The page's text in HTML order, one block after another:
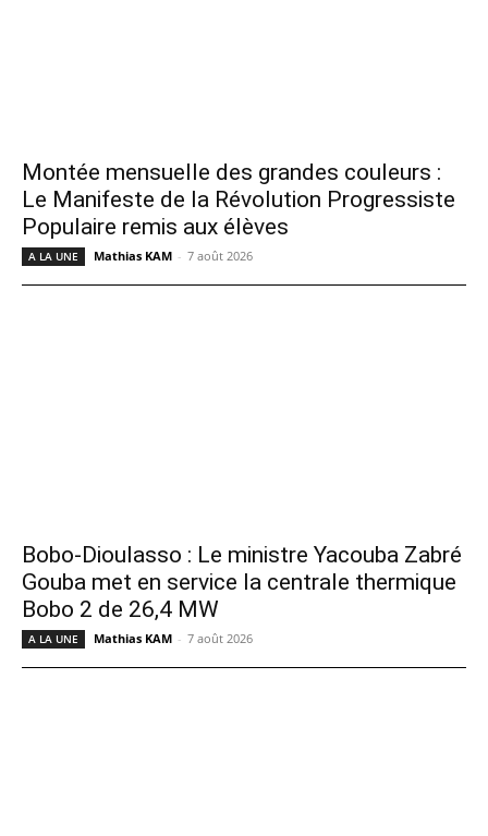
Montée mensuelle des grandes couleurs :
Le Manifeste de la Révolution Progressiste
Populaire remis aux élèves
A LA UNE Mathias KAM - 7 août 2026
Bobo-Dioulasso : Le ministre Yacouba Zabré
Gouba met en service la centrale thermique
Bobo 2 de 26,4 MW
A LA UNE Mathias KAM - 7 août 2026